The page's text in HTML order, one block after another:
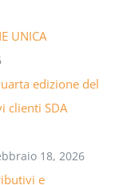
UNICA
edizione del
clienti SDA
18, 2026
e